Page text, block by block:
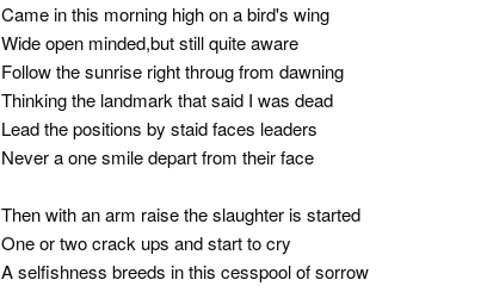
Came in this morning high on a bird's wing
Wide open minded,but still quite aware
Follow the sunrise right throug from dawning
Thinking the landmark that said I was dead
Lead the positions by staid faces leaders
Never a one smile depart from their face
Then with an arm raise the slaughter is started
One or two crack ups and start to cry
A selfishness breeds in this cesspool of sorrow